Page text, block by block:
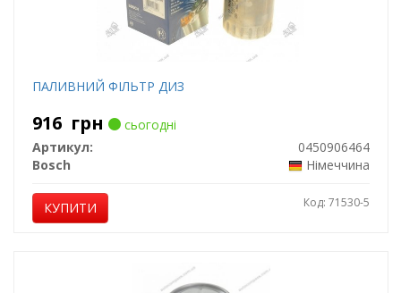
ПАЛИВНИЙ ФІЛЬТР ДИЗ
916 грн
сьогодні
Артикул:
0450906464
Bosch
Німеччина
КУПИТИ Код: 71530-5